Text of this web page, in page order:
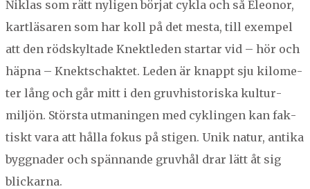
Niklas som rätt nyli­gen bör­jat cyk­la och så Eleonor,
kartläsaren som har koll på det mes­ta, till exem­pel
att den röd­skyl­tade Knek­tle­den star­tar vid – hör och
häp­na – Knek­tschak­tet. Leden är knappt sju kilo­me­
ter lång och går mitt i den gru­vhis­toriska kul­tur­
miljön. Störs­ta utmanin­gen med cyk­lin­gen kan fak­
tiskt vara att hål­la fokus på sti­gen. Unik natur, anti­ka
byg­gnad­er och spän­nande gru­vhål drar lätt åt sig
blickarna.